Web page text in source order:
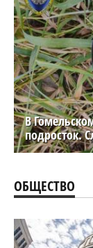
В
подросток.
ОБЩЕСТВО